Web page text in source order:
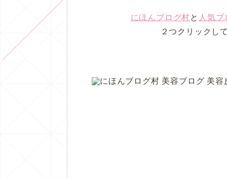
にほんブログ村と 人気
２つクリックし